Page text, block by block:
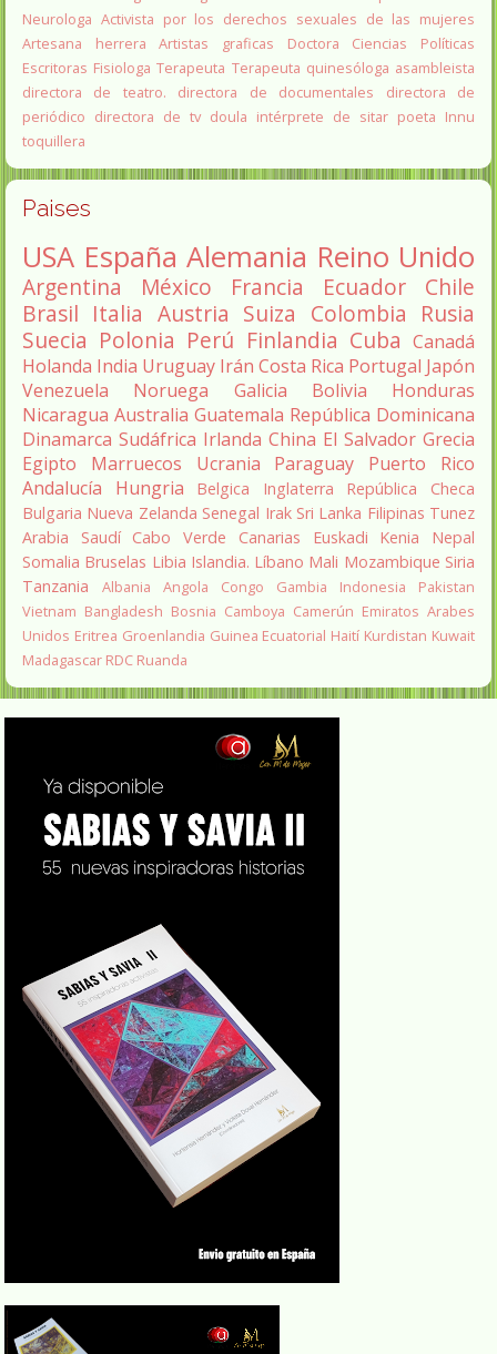
Neurologa Activista por los derechos sexuales de las mujeres
Artesana herrera
Artistas graficas
Doctora Ciencias Políticas
Escritoras Fisiologa Terapeuta Terapeuta quinesóloga asambleista
directora de teatro.
directora de documentales
directora de
periódico directora de tv doula intérprete de sitar poeta Innu
toquillera
Paises
USA España Alemania Reino Unido
Argentina México Francia Ecuador
Chile
Brasil Italia Austria Suiza Colombia Rusia
Suecia Polonia Perú Finlandia Cuba Canadá
Holanda India Uruguay Irán Costa Rica Portugal Japón
Venezuela
Noruega Galicia Bolivia
Honduras
Nicaragua Australia Guatemala República Dominicana
Dinamarca Sudáfrica Irlanda China El Salvador Grecia
Egipto
Marruecos Ucrania Paraguay
Puerto Rico
Andalucía
Hungria Belgica Inglaterra
República Checa
Bulgaria Nueva Zelanda Senegal Irak Sri Lanka Filipinas Tunez
Arabia Saudí Cabo Verde Canarias Euskadi Kenia
Nepal
Somalia Bruselas Libia Islandia. Líbano Mali Mozambique Siria
Tanzania
Albania Angola Congo Gambia Indonesia
Pakistan
Vietnam Bangladesh Bosnia Camboya Camerún Emiratos Arabes
Unidos Eritrea Groenlandia Guinea Ecuatorial Haití Kurdistan Kuwait
Madagascar RDC Ruanda